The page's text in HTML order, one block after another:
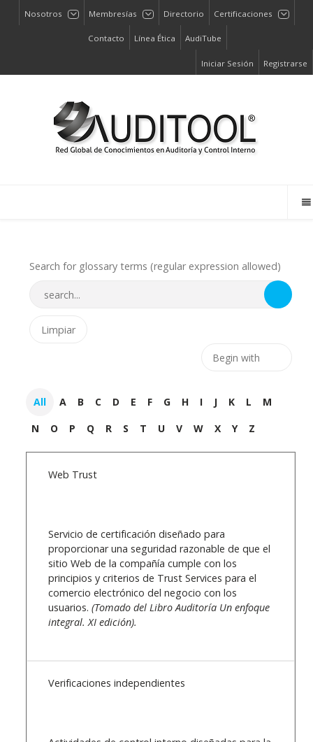
Nosotros Membresías Directorio Certificaciones
Contacto Línea Ética AudiTube
Iniciar Sesión Registrarse
Search for glossary terms (regular expression allowed)
All A B C D E F G H I J K L
M
N
O P Q R S T U V W X Y Z
Web Trust
Servicio de certificación diseñado para
proporcionar una seguridad razonable de que el
sitio Web de la compañía cumple con los
principios y criterios de Trust Services para el
comercio electrónico del negocio con los
usuarios. (Tomado del Libro Auditoría Un enfoque
integral. XI edición).
Verificaciones independientes